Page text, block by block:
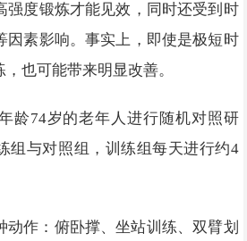
强度锻炼才能见效，同时还受到时
因素影响。事实上，即使是极短时
也可能带来明显改善。
龄74岁的老年人进行随机对照研
组与对照组，训练组每天进行约4
动作：俯卧撑、坐站训练、双臂划